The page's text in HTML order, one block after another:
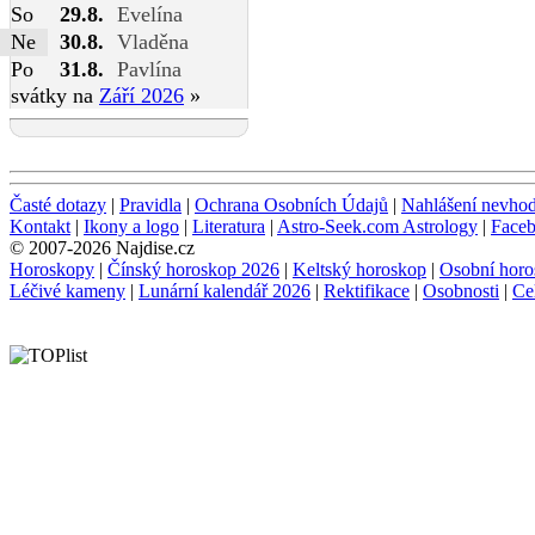
So
29.8. Evelína
Ne
30.8. Vladěna
Po
31.8. Pavlína
svátky na Září 2026 »
Časté dotazy | Pravidla | Ochrana Osobních Údajů | Nahlášení
Kontakt | Ikony a logo | Literatura | Astro-Seek.com Astrology |
© 2007-2026 Najdise.cz
Horoskopy | Čínský horoskop 2026 | Keltský horoskop | Osobní
Léčivé kameny | Lunární kalendář 2026 | Rektifikace | Osobnosti |